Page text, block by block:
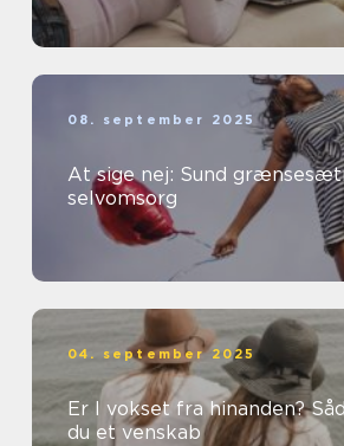
08. september 2025
At sige nej: Sund
selvomsorg
04. september 2025
Er I vokset fra hinanden?
du et venskab